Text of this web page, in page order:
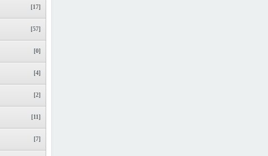
[17]
[57]
[0]
[4]
[2]
[11]
[7]